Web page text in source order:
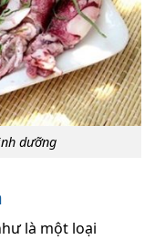
dưỡng
là một loại